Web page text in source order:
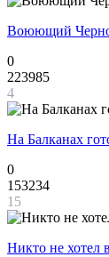
Воюющий
0
223985
4
На Балканах
0
153234
15
Никто не хотел